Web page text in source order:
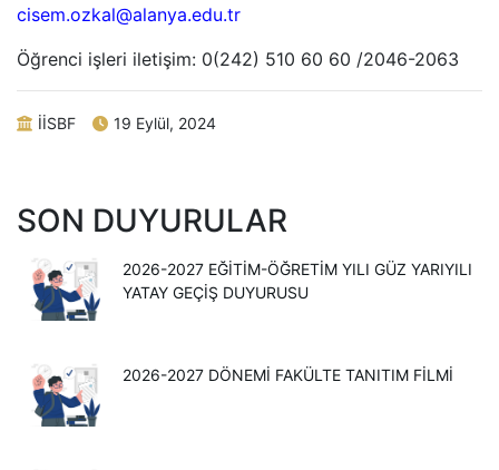
cisem.ozkal@alanya.edu.tr
Öğrenci işleri iletişim: 0(242) 510 60 60 /2046-2063
İİSBF 19 Eylül, 2024
SON DUYURULAR
2026-2027 EĞITIM-ÖĞRETIM YILI GÜZ YARIYILI
YATAY GEÇIŞ DUYURUSU
2026-2027 DÖNEMİ FAKÜLTE TANITIM FİLMİ